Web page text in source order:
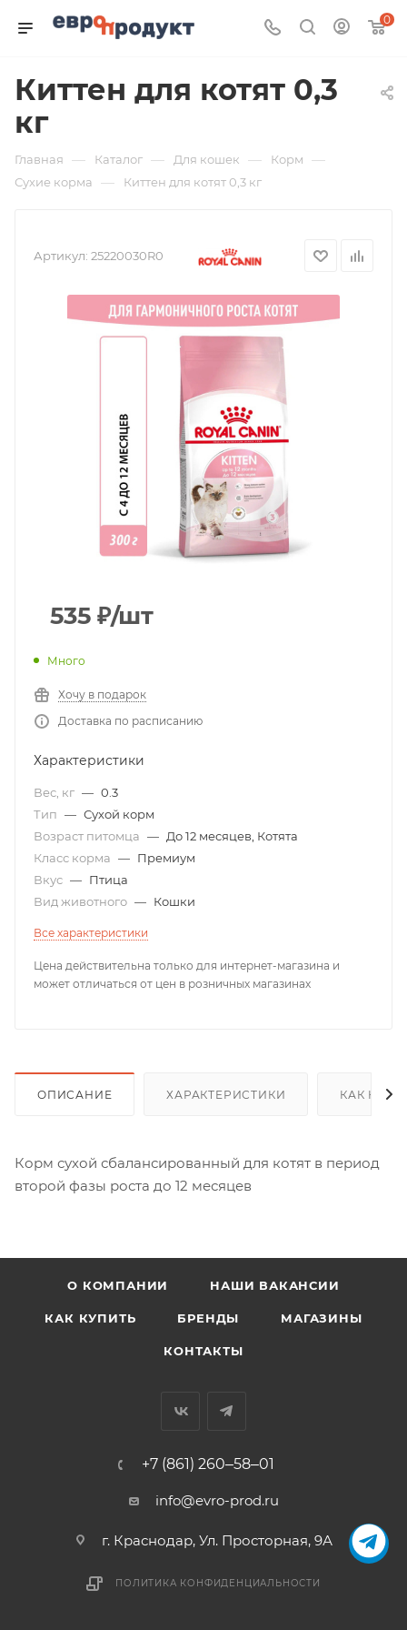
0
Киттен для котят 0,3
кг
Главная — Каталог — Для кошек — Корм —
Сухие корма — Киттен для котят 0,3 кг
Артикул: 25220030R0
535 ₽/шт
Много
Хочу в подарок
Доставка по расписанию
Характеристики
Вес, кг — 0.3
Тип — Сухой корм
Возраст питомца — До 12 месяцев, Котята
Класс корма — Премиум
Вкус — Птица
Вид животного — Кошки
Все характеристики
Цена действительна только для интернет-магазина и
может отличаться от цен в розничных магазинах
ОПИСАНИЕ ХАРАКТЕРИСТИКИ КАК
Корм сухой сбалансированный для котят в период
второй фазы роста до 12 месяцев
О КОМПАНИИ НАШИ ВАКАНСИИ
КАК КУПИТЬ БРЕНДЫ МАГАЗИНЫ
КОНТАКТЫ
+7 (861) 260‒58‒01
info@evro-prod.ru
г. Краснодар, ​Ул. Просторная, 9А
ПОЛИТИКА КОНФИДЕНЦИАЛЬНОСТИ